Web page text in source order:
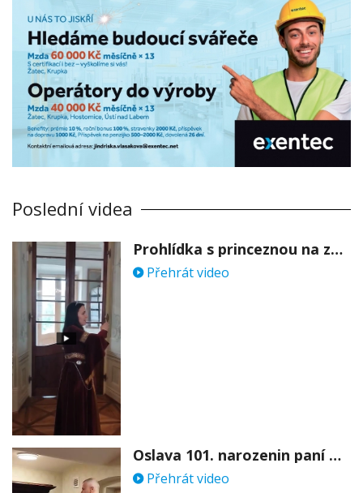
Poslední videa
Prohlídka s princeznou na zámku Stekník
Přehrát video
Oslava 101. narozenin paní Věry Skořepové
Přehrát video